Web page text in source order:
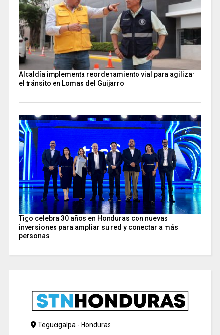
Alcaldía implementa reordenamiento vial para agilizar
el tránsito en Lomas del Guijarro
Tigo celebra 30 años en Honduras con nuevas
inversiones para ampliar su red y conectar a más
personas
Tegucigalpa - Honduras